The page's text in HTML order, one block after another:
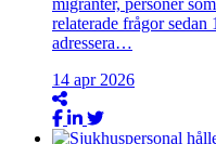
relaterade frågor sedan
adressera…
14 apr 2026